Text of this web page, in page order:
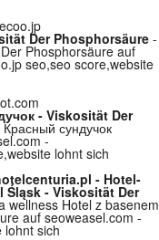
Der Phosphorsäure -
Phosphorsäure auf
seo,seo score,website
- Viskosität Der
сундучок
-
lohnt sich
- Hotel-
Śląsk - Viskosität Der
wellness Hotel z basenem
auf seoweasel.com -
lohnt sich